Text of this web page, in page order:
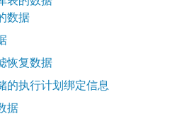
数据
恢复数据
的执行计划绑定信息
据